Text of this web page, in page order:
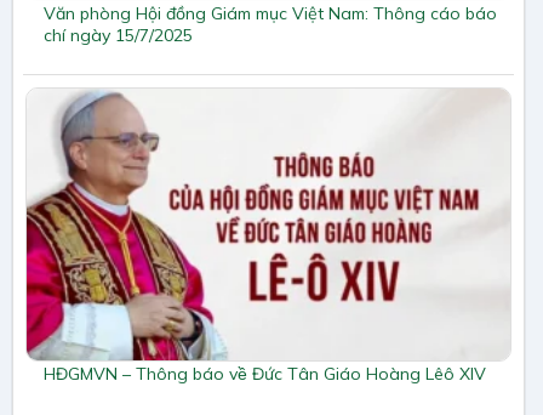
Văn phòng Hội đồng Giám mục Việt Nam: Thông cáo báo
chí ngày 15/7/2025
HĐGMVN – Thông báo về Đức Tân Giáo Hoàng Lêô XIV